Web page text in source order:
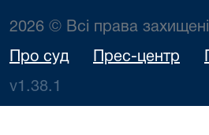
2026 © Всі права захищені
Про суд Прес-центр
v1.38.1